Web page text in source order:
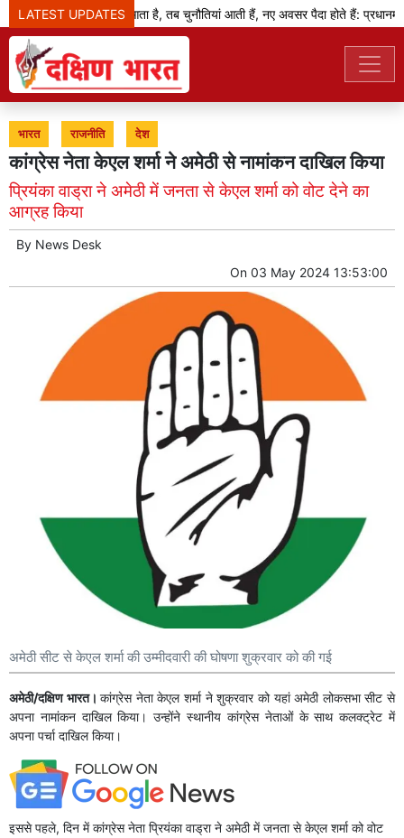
LATEST UPDATES
जब बदलाव का दौर आता है, तब चुनौतियां आती हैं, नए अवसर पैदा होते हैं: प्रधानमंत्री
भारत राजनीति देश
कांग्रेस नेता केएल शर्मा ने अमेठी से नामांकन दाखिल किया
प्रियंका वाड्रा ने अमेठी में जनता से केएल शर्मा को वोट देने का
आग्रह किया
By News Desk
On 03 May 2024 13:53:00
अमेठी सीट से केएल शर्मा की उम्मीदवारी की घोषणा शुक्रवार को की गई
अमेठी/दक्षिण भारत।कांग्रेस नेता केएल शर्मा ने शुक्रवार को यहां अमेठी लोकसभा सीट से
अपना नामांकन दाखिल किया। उन्होंने स्थानीय कांग्रेस नेताओं के साथ कलक्ट्रेट में
अपना पर्चा दाखिल किया।
इससे पहले, दिन में कांग्रेस नेता प्रियंका वाड्रा ने अमेठी में जनता से केएल शर्मा को वोट